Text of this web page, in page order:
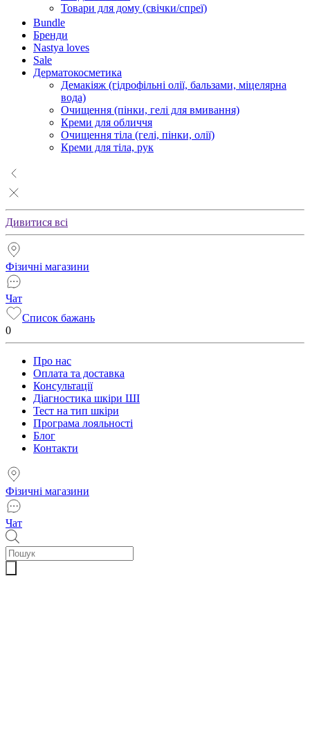
Товари для дому (свічки/спреї)
Bundle
Бренди
Nastya loves
Sale
Дерматокосметика
Демакіяж (гідрофільні олії, бальзами, міцелярна
вода)
Очищення (пінки, гелі для вмивання)
Креми для обличчя
Очищення тіла (гелі, пінки, олії)
Креми для тіла, рук
Дивитися всі
Фізичні магазини
Чат
Список бажань
0
Про нас
Оплата та доставка
Консультації
Діагностика шкіри ШІ
Тест на тип шкіри
Програма лояльності
Блог
Контакти
Фізичні магазини
Чат
Пошук
товарів